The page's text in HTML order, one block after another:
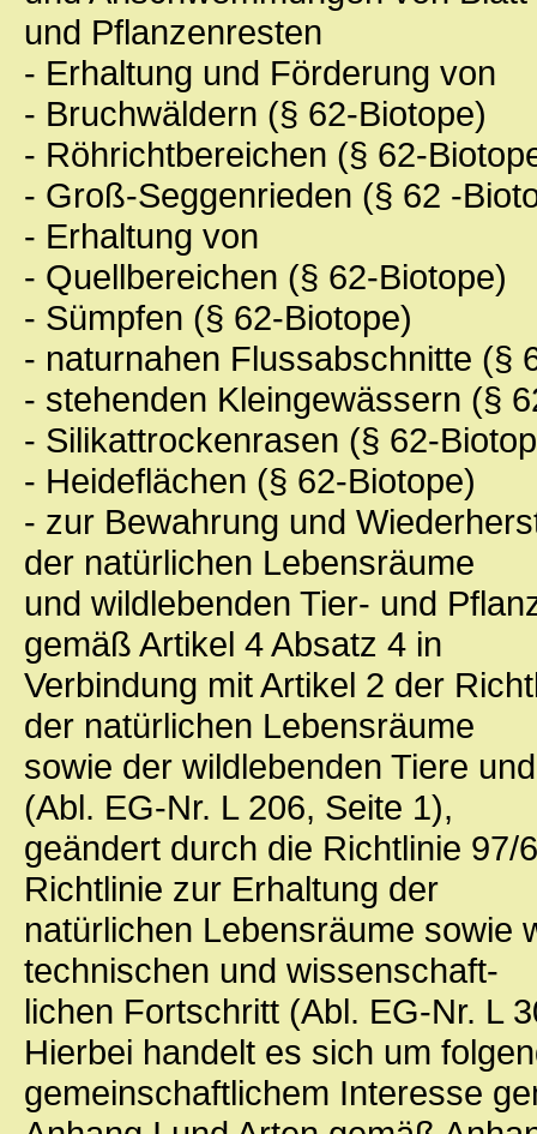
und Pflanzenresten
- Erhaltung und Förderung von
- Bruchwäldern (§ 62-Biotope)
- Röhrichtbereichen (§ 62-
- Groß-Seggenrieden (§ 62 -
- Erhaltung von
- Quellbereichen (§ 62-Biotope)
- Sümpfen (§ 62-Biotope)
- naturnahen Flussabschnitte (§
- stehenden Kleingewässern (§
- Silikattrockenrasen (§ 62-
- Heideflächen (§ 62-Biotope)
- zur Bewahrung und
der natürlichen Lebensräume
und wildlebenden Tier- und
gemäß Artikel 4 Absatz 4 in
Verbindung mit Artikel 2 der
der natürlichen Lebensräume
sowie der wildlebenden Tiere
(Abl. EG-Nr. L 206, Seite 1),
geändert durch die Richtlinie
Richtlinie zur Erhaltung der
natürlichen Lebensräume sowie
technischen und wissenschaft-
lichen Fortschritt (Abl. EG-Nr. L
Hierbei handelt es sich um
gemeinschaftlichem Interesse